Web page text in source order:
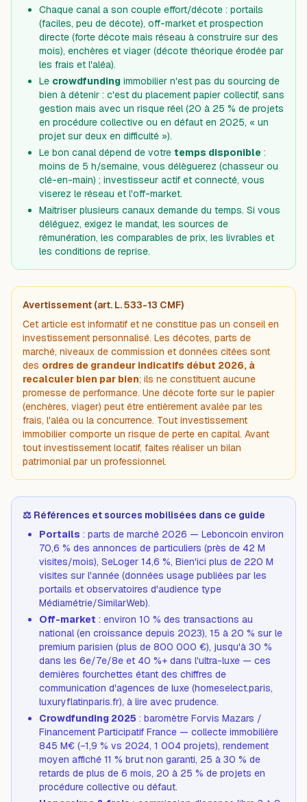
Chaque canal a son couple effort/décote : portails
(faciles, peu de décote), off-market et prospection
directe (forte décote mais réseau à construire sur des
mois), enchères et viager (décote théorique érodée par
les frais et l'aléa).
Le crowdfunding immobilier n'est pas du sourcing de
bien à détenir : c'est du placement papier collectif, sans
gestion mais avec un risque réel (20 à 25 % de projets
en procédure collective ou en défaut en 2025, « un
projet sur deux en difficulté »).
Le bon canal dépend de votre temps disponible :
moins de 5 h/semaine, vous délèguerez (chasseur ou
clé-en-main) ; investisseur actif et connecté, vous
viserez le réseau et l'off-market.
Maîtriser plusieurs canaux demande du temps. Si vous
déléguez, exigez le mandat, les sources de
rémunération, les comparables de prix, les livrables et
les conditions de reprise.
Avertissement (art. L. 533-13 CMF)
Cet article est informatif et ne constitue pas un conseil en
investissement personnalisé. Les décotes, parts de
marché, niveaux de commission et données citées sont
des ordres de grandeur indicatifs début 2026, à
recalculer bien par bien; ils ne constituent aucune
promesse de performance. Une décote forte sur le papier
(enchères, viager) peut être entièrement avalée par les
frais, l'aléa ou la concurrence. Tout investissement
immobilier comporte un risque de perte en capital. Avant
tout investissement locatif, faites réaliser un bilan
patrimonial par un professionnel.
⚖️ Références et sources mobilisées dans ce guide
Portails : parts de marché 2026 — Leboncoin environ
70,6 % des annonces de particuliers (près de 42 M
visites/mois), SeLoger 14,6 %, Bien'ici plus de 220 M
visites sur l'année (données usage publiées par les
portails et observatoires d'audience type
Médiamétrie/SimilarWeb).
Off-market : environ 10 % des transactions au
national (en croissance depuis 2023), 15 à 20 % sur le
premium parisien (plus de 800 000 €), jusqu'à 30 %
dans les 6e/7e/8e et 40 %+ dans l'ultra-luxe — ces
dernières fourchettes étant des chiffres de
communication d'agences de luxe (homeselect.paris,
luxuryflatinparis.fr), à lire avec prudence.
Crowdfunding 2025 : baromètre Forvis Mazars /
Financement Participatif France — collecte immobilière
845 M€ (−1,9 % vs 2024, 1 004 projets), rendement
moyen affiché 11 % brut non garanti, 25 à 30 % de
retards de plus de 6 mois, 20 à 25 % de projets en
procédure collective ou défaut.